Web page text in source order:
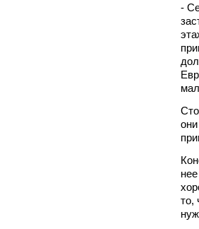
-
то,